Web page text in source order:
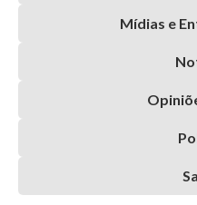
Mídias e